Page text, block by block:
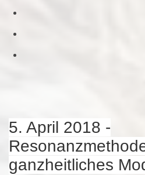
5. April 2018 -
ganzheitliches